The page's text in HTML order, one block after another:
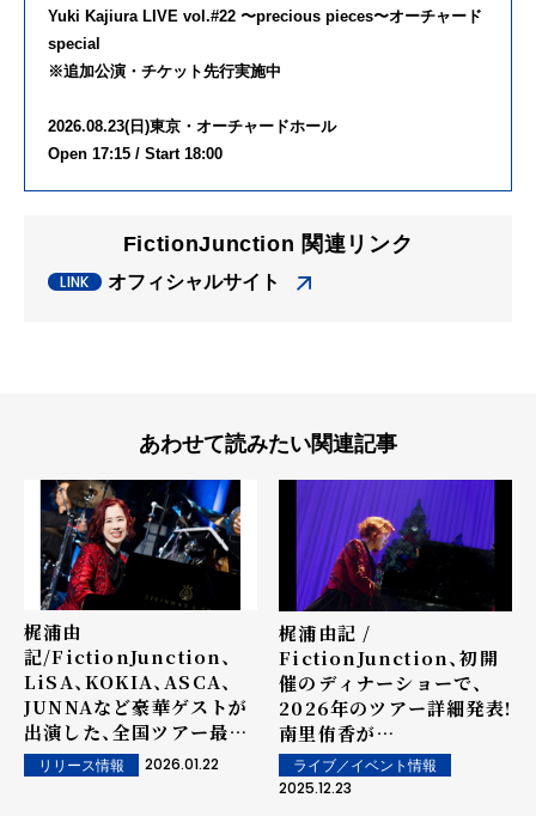
Yuki Kajiura LIVE vol.#22 〜precious pieces〜オーチャード
special
※追加公演・チケット先行実施中
2026.08.23(日)東京・オーチャードホール
Open 17:15 / Start 18:00
FictionJunction 関連リンク
オフィシャルサイト
あわせて読みたい関連記事
梶浦由
記/FictionJunction、
LiSA、KOKIA、ASCA、
JUNNAなど豪華ゲストが
出演した、全国ツアー最終
公演をBlu-rayにてリリ
ース！
リリース情報 2026.01.22
梶浦由記 /
FictionJunction、初開
催のディナーショーで、
2026年のツアー詳細発表!
南里侑香が
FictionJunction
YUUKAとして12年ぶりに
ライブ／イベント情報
2025.12.23